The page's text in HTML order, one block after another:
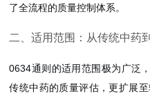
了全流程的质量控制体系。
二、适用范围：从传统中药
0634通则的适用范围极为广泛
传统中药的质量评估，更扩展